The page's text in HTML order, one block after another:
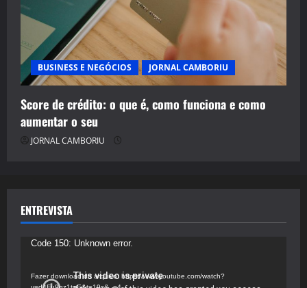
BUSINESS E NEGÓCIOS JORNAL CAMBORIU
Score de crédito: o que é, como funciona e como
aumentar o seu
JORNAL CAMBORIU
ENTREVISTA
Tocador
vídeo
Code 150: Unknown error.
Fazer download do arquivo: https://www.youtube.com/watch?